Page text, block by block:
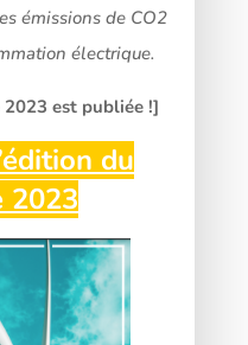
émissions de CO2
électrique.
2023 est publiée !]
du
2023